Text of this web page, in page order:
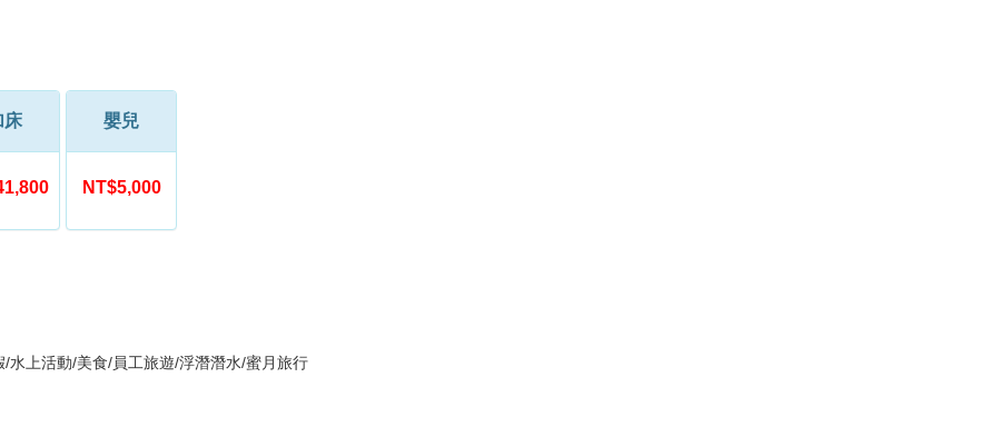
床 嬰兒
NT$5,000
上活動/美食/員工旅遊/浮潛潛水/蜜月旅行